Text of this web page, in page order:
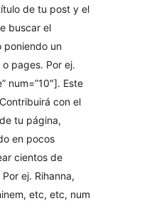
de tu post y el
buscar el
poniendo un
pages. Por ej.
num=”10″]. Este
con el
tu página,
en pocos
cientos de
ej. Rihanna,
etc, etc, num